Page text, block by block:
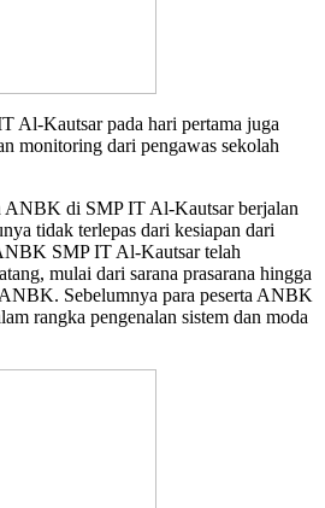
Al-Kautsar pada hari pertama juga
monitoring dari pengawas sekolah
ANBK di SMP IT Al-Kautsar berjalan
tidak terlepas dari kesiapan dari
SMP IT Al-Kautsar telah
mulai dari sarana prasarana hingga
Sebelumnya para peserta ANBK
rangka pengenalan sistem dan moda